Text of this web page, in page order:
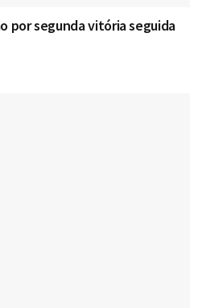
por segunda vitória seguida